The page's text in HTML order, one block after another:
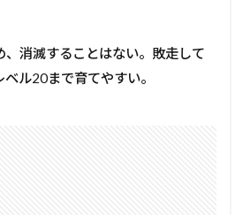
、消滅することはない。敗走して
ル20まで育てやすい。